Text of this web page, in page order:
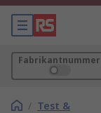
Fabrikantnummer
/ Test &